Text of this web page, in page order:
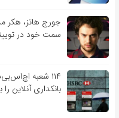
جورج هاتز، هکر
سمت خود در
۱۱۴ شعبه
بانکداری آنلاین